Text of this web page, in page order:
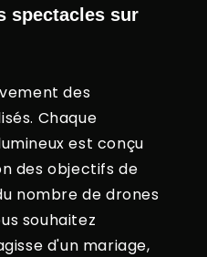
spectacles sur
des
Chaque
est conçu
des objectifs de
nombre de drones
souhaitez
d'un mariage,